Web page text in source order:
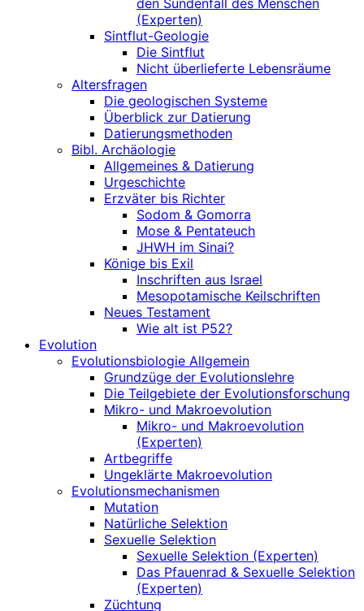
den Sündenfall des Menschen
(Experten)
Sintflut-Geologie
Die Sintflut
Nicht überlieferte Lebensräume
Altersfragen
Die geologischen Systeme
Überblick zur Datierung
Datierungsmethoden
Bibl. Archäologie
Allgemeines & Datierung
Urgeschichte
Erzväter bis Richter
Sodom & Gomorra
Mose & Pentateuch
JHWH im Sinai?
Könige bis Exil
Inschriften aus Israel
Mesopotamische Keilschriften
Neues Testament
Wie alt ist P52?
Evolution
Evolutionsbiologie Allgemein
Grundzüge der Evolutionslehre
Die Teilgebiete der Evolutionsforschung
Mikro- und Makroevolution
Mikro- und Makroevolution
(Experten)
Artbegriffe
Ungeklärte Makroevolution
Evolutionsmechanismen
Mutation
Natürliche Selektion
Sexuelle Selektion
Sexuelle Selektion (Experten)
Das Pfauenrad & Sexuelle Selektion
(Experten)
Züchtung